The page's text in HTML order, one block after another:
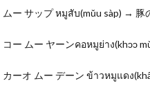
ムー サップ หมูสับ(mǔu sàp) → 豚
コー ムー ヤーンคอหมูย่าง(khɔɔ
カーオ ムー デーン ข้าวหมูแดง